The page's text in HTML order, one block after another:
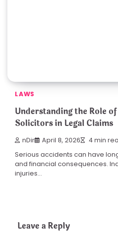
LAWS
Understanding the Role
Solicitors in Legal Claims
nDir April 8, 2026 4 min
Serious accidents can have
and financial consequences.
injuries…
Leave a Reply